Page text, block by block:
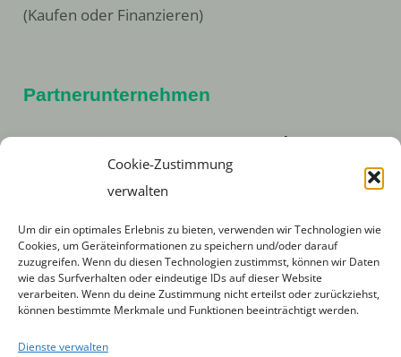
Cookie-Zustimmung
verwalten
Um dir ein optimales Erlebnis zu bieten, verwenden wir Technologien wie
Cookies, um Geräteinformationen zu speichern und/oder darauf
zuzugreifen. Wenn du diesen Technologien zustimmst, können wir Daten
wie das Surfverhalten oder eindeutige IDs auf dieser Website
verarbeiten. Wenn du deine Zustimmung nicht erteilst oder zurückziehst,
können bestimmte Merkmale und Funktionen beeinträchtigt werden.
Dienste verwalten
(Kaufen oder Finanzieren)
Partnerunternehmen
Anton Kreitz & W.H. Ostermann GmbH
Friedrich der Große 1
44628 Herne
Telefon +49 (0) 23 23 / 14 07 0
Telefax +49 (0) 23 23 / 14 07 25
info@kreitz-ostermann.com
WBI – Warner Bau- und Industriemaschinen
GmbH